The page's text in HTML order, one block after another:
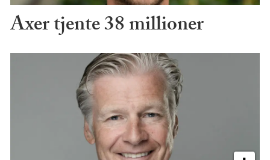
Axer tjente 38 millioner